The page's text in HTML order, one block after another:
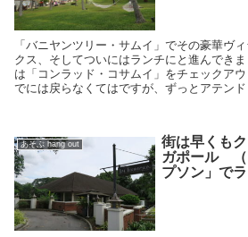
「バニヤンツリー・サムイ」でその豪華ヴ
クス、そしてついにはランチにと進んでき
は「コンラッド・コサムイ」をチェックア
でには戻らなくてはですが、ずっとアテンド
あそぶ hang out
街は早くも
ガポール
プソン」で